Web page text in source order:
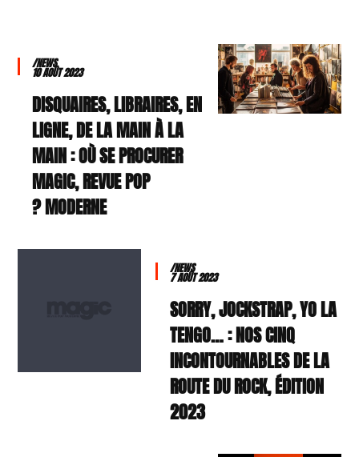
/NEWS
10 AOÛT 2023
DISQUAIRES, LIBRAIRES, EN
LIGNE, DE LA MAIN À LA
MAIN : OÙ SE PROCURER
MAGIC, REVUE POP
MODERNE ?
/NEWS
7 AOÛT 2023
SORRY, JOCKSTRAP, YO LA
TENGO… : NOS CINQ
INCONTOURNABLES DE LA
ROUTE DU ROCK, ÉDITION
2023